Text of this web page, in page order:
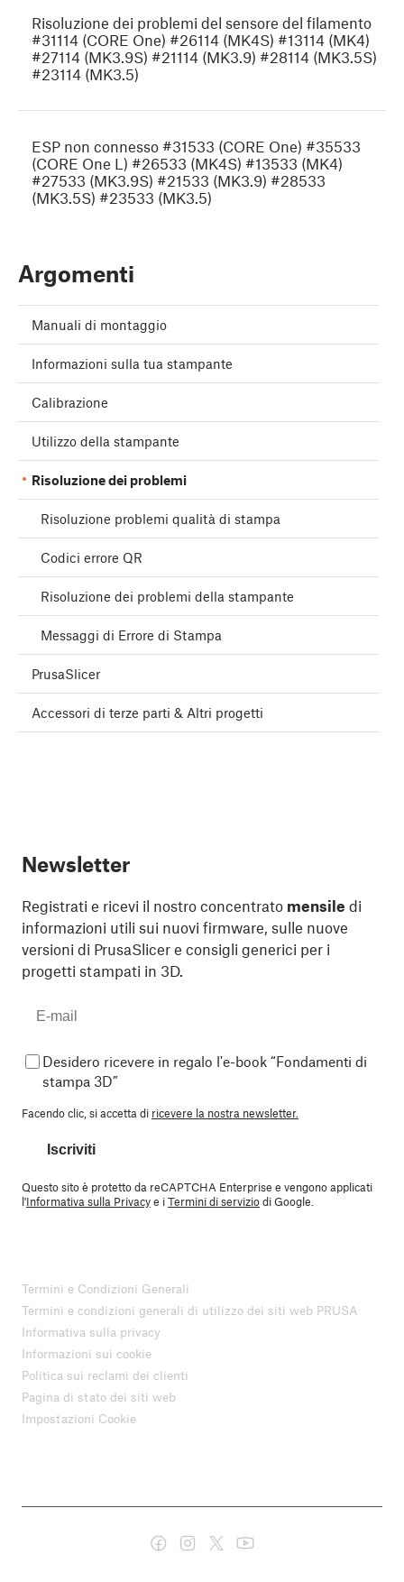
Risoluzione dei problemi del sensore del filamento
#31114 (CORE One) #26114 (MK4S) #13114 (MK4)
#27114 (MK3.9S) #21114 (MK3.9) #28114 (MK3.5S)
#23114 (MK3.5)
ESP non connesso #31533 (CORE One) #35533
(CORE One L) #26533 (MK4S) #13533 (MK4)
#27533 (MK3.9S) #21533 (MK3.9) #28533
(MK3.5S) #23533 (MK3.5)
Argomenti
Manuali di montaggio
Informazioni sulla tua stampante
Calibrazione
Utilizzo della stampante
Risoluzione dei problemi
Risoluzione problemi qualità di stampa
Codici errore QR
Risoluzione dei problemi della stampante
Messaggi di Errore di Stampa
PrusaSlicer
Accessori di terze parti & Altri progetti
Newsletter
Registrati e ricevi il nostro concentrato mensile di
informazioni utili sui nuovi firmware, sulle nuove
versioni di PrusaSlicer e consigli generici per i
progetti stampati in 3D.
Desidero ricevere in regalo l'e-book “Fondamenti di
stampa 3D”
Facendo clic, si accetta di ricevere la nostra newsletter.
Iscriviti
Questo sito è protetto da reCAPTCHA Enterprise e vengono applicati
l'Informativa sulla Privacye iTermini di serviziodi Google.
Termini e Condizioni Generali
Termini e condizioni generali di utilizzo dei siti web PRUSA
Informativa sulla privacy
Informazioni sui cookie
Politica sui reclami dei clienti
Pagina di stato dei siti web
Impostazioni Cookie